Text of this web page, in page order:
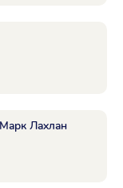
Лахлан